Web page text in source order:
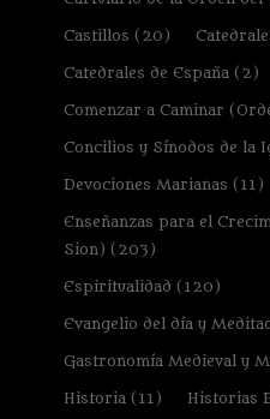
Castillos (20)
Catedrales de España(2)
Comenzar a Caminar
Concilios y Sínodos de la
Devociones Marianas (11)
Enseñanzas para el
Sion) (203)
Espiritualidad (120)
Evangelio del día y
Gastronomía Medieval y
Historia(11) Historias